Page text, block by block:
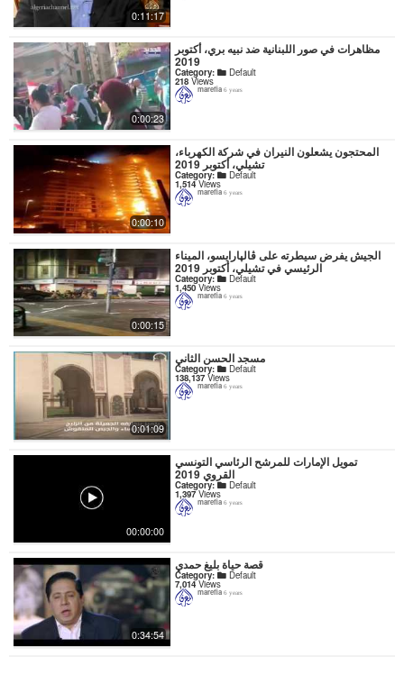
0:11:17
0:00:23
مظاهرات في صور اللبنانية ضد نبيه بري، أكتوبر
2019
Category: Default
218 Views
marefia 6 years
0:00:10
المحتجون يشعلون النيران في شركة الكهرباء،
تشيلي، أكتوبر 2019
Category: Default
1,514Views
marefia 6 years
0:00:15
الجيش يفرض سيطرته على ڤالپارايسو، الميناء
الرئيسي في تشيلي، أكتوبر 2019
Category: Default
1,450Views
marefia 6 years
0:01:09
مسجد الحسن الثاني
Category: Default
138,137Views
marefia 6 years
00:00:00
تمويل الإمارات للمرشح الرئاسي التونسي
القروي 2019
Category: Default
1,397Views
marefia 6 years
0:34:54
قصة حياة بليغ حمدي
Category: Default
7,014Views
marefia 6 years